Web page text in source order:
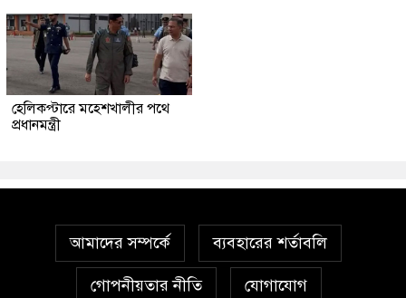
হেলিকপ্টারে মহেশখালীর পথে
প্রধানমন্ত্রী
আমাদের সম্পর্কে ব্যবহারের শর্তাবলি
গোপনীয়তার নীতি যোগাযোগ